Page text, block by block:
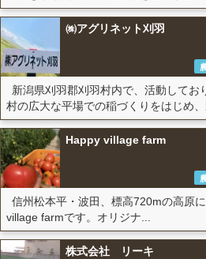
㈱アグリネット刈羽
新潟県刈羽郡刈羽村内で、活動してお
村の広大な平場での稲づくりをはじめ
Happy village farm
信州松本平・波田、標高720mの高原
village farmです。オリジナ...
株式会社 リーキ